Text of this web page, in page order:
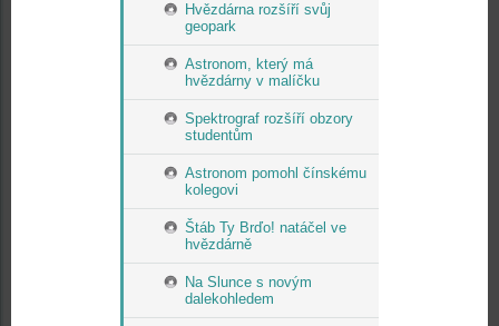
Hvězdárna rozšíří svůj
geopark
Astronom, který má
hvězdárny v malíčku
Spektrograf rozšíří obzory
studentům
Astronom pomohl čínskému
kolegovi
Štáb Ty Brďo! natáčel ve
hvězdárně
Na Slunce s novým
dalekohledem